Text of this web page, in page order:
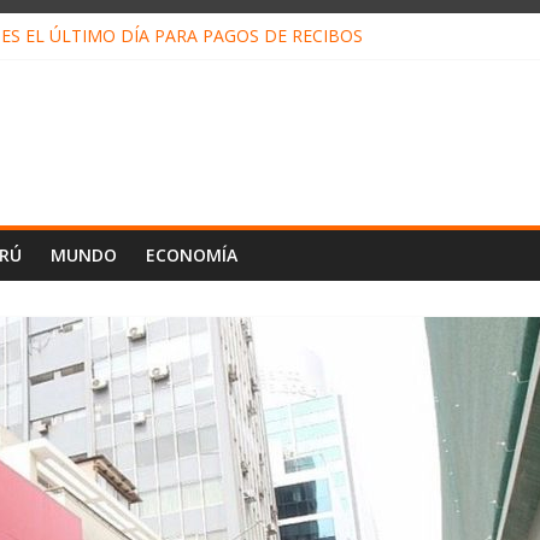
EL ÚLTIMO DÍA PARA PAGOS DE RECIBOS
MUNDO ECONOMÍA